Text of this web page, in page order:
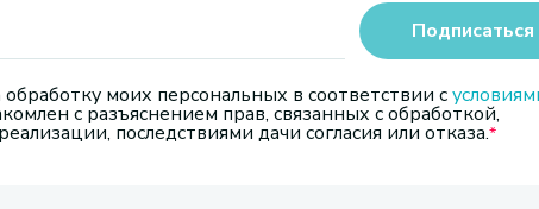
моих персональных в соответствии с
с разъяснением прав, связанных с обработкой,
последствиями дачи согласия или отказа.
Подписаться